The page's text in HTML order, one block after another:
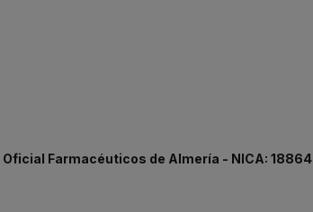
Oficial Farmacéuticos de Almería - NICA: 18864